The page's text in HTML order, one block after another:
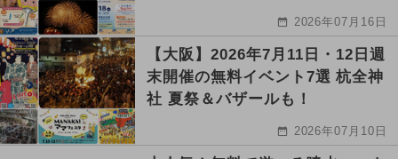
2026年07月16日
【大阪】2026年7月11日・12日週
末開催の無料イベント7選 杭全神
社 夏祭＆バザールも！
2026年07月10日